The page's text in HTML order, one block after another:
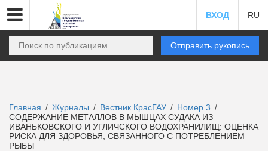
ВХОД RU
Отправить рукопись
Главная / Журналы / Вестник КрасГАУ / Номер 3 /
СОДЕРЖАНИЕ МЕТАЛЛОВ В МЫШЦАХ СУДАКА ИЗ
ИВАНЬКОВСКОГО И УГЛИЧСКОГО ВОДОХРАНИЛИЩ: ОЦЕНКА
РИСКА ДЛЯ ЗДОРОВЬЯ, СВЯЗАННОГО С ПОТРЕБЛЕНИЕМ
РЫБЫ